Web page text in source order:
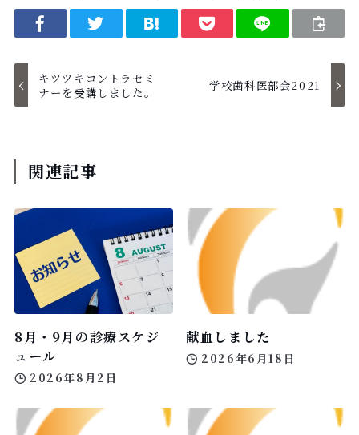
キツツキコントラセミ
ナーを受講しました。
学校歯科医部会2021
関連記事
8月・9月の診療スケジ
ュール
2026年8月2日
献血しました
2026年6月18日